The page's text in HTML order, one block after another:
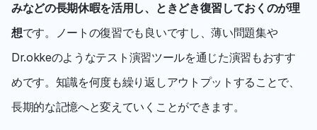
みなどの長期休暇を活用し、ときどき復習しておくのが理
想です。ノートの復習でも良いですし、薄い問題集や
Dr.okkeのようなテスト演習ツールを通じた演習もおすす
めです。知識を何度も繰り返しアウトプットすることで、
長期的な記憶へと変えていくことができます。